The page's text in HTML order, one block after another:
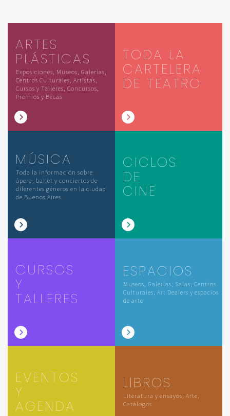
ARTES
PLÁSTICAS
Exposiciones, Museos, Galerías,
Centros Culturales, Artistas,
Cursos y Talleres, Concursos,
Premios y Becas
TODA LA
CARTELERA
DE TEATRO
MÚSICA
Toda la información sobre
ópera, ballet y conciertos de
diferentes géneros en la ciudad
de Buenos Aires
CICLOS
DE
CINE
CURSOS
Y
TALLERES
ESPACIOS
Museos, Galerías, Salas, Centros
Culturales, Art Dealers y espacios
de arte
EVENTOS
Y
AGENDA
LIBROS
Literatura y ensayos, Arte,
Catálogos